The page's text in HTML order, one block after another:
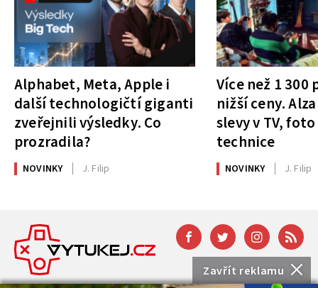
Zavřít reklamu
Alphabet, Meta, Apple i
další technologičtí giganti
zveřejnili výsledky. Co
prozradila?
NOVINKY J. Filip
Více než 1
nižší ceny.
slevy v TV,
technice
NOVINKY J. Filip